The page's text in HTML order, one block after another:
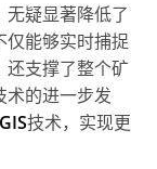
疑显著降低了
仅能够实时捕捉
还支撑了整个矿
术的进一步发
技术，实现更